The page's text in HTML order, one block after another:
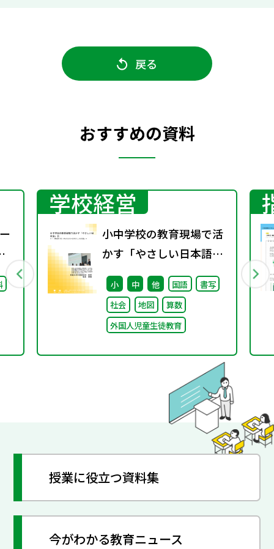
戻る
おすすめの資料
学校経営
小中学校の教育現場で活
かす「やさしい日本語」
② ～「（学校内での）子
どもたちへのやさしい日
本語」～
小 中 他 国語
書写
社会
地図
算数
外国人児童生徒教育
授業に役立つ資料集
今がわかる教育ニュース